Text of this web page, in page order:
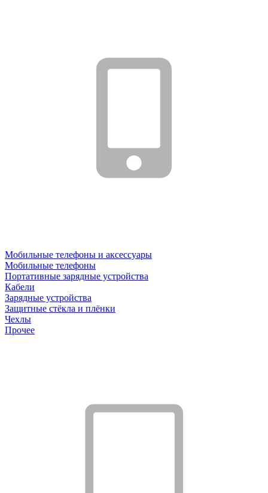
Мобильные телефоны и аксессуары
Мобильные телефоны
Портативные зарядные устройства
Кабели
Зарядные устройства
Защитные стёкла и плёнки
Чехлы
Прочее